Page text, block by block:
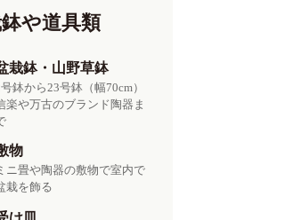
や道具類
栽鉢・山野草鉢
鉢から23号鉢（幅70cm）
楽や万古のブランド陶器ま
物
ニ畳や陶器の敷物で室内で
栽を飾る